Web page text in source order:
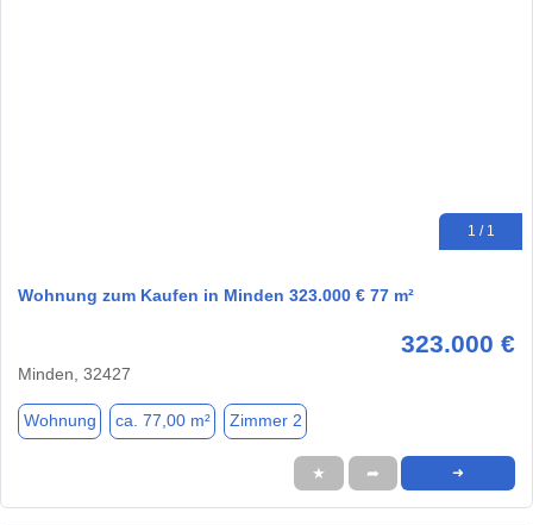
1 / 1
Wohnung zum Kaufen in Minden 323.000 € 77 m²
323.000 €
Minden, 32427
Wohnung ca. 77,00 m² Zimmer 2
★ ➦ ➜